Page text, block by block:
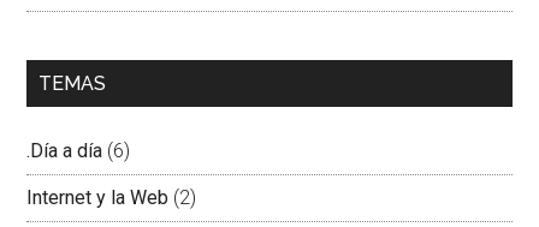
TEMAS
.Día a día (6)
Internet y la Web (2)